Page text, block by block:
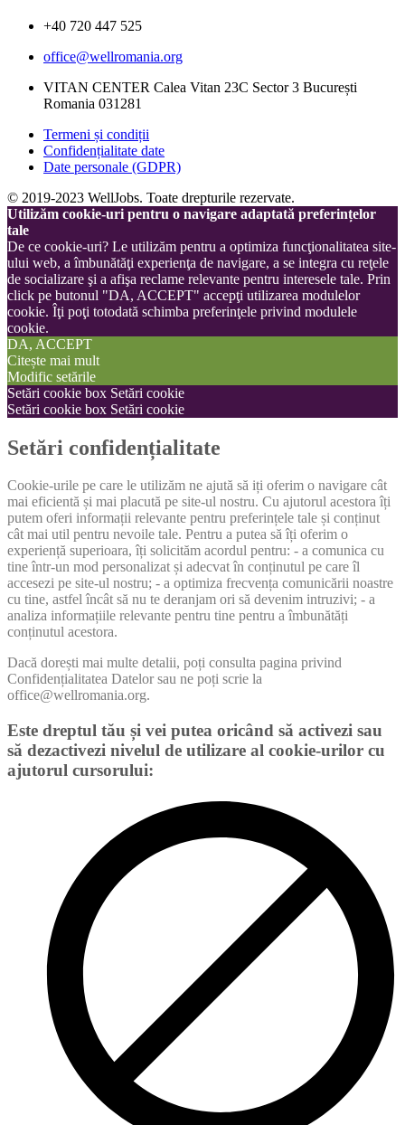
+40 720 447 525
office@wellromania.org
VITAN CENTER Calea Vitan 23C Sector 3 București
Romania 031281
Termeni și condiții
Confidențialitate date
Date personale (GDPR)
© 2019-2023 WellJobs. Toate drepturile rezervate.
Utilizăm cookie-uri pentru o navigare adaptată preferințelor
tale
De ce cookie-uri? Le utilizăm pentru a optimiza funcţionalitatea site-
ului web, a îmbunătăţi experienţa de navigare, a se integra cu reţele
de socializare şi a afişa reclame relevante pentru interesele tale. Prin
click pe butonul "DA, ACCEPT" accepţi utilizarea modulelor
cookie. Îţi poţi totodată schimba preferinţele privind modulele
cookie.
DA, ACCEPT
Citește mai mult
Modific setările
Setări cookie box Setări cookie
Setări cookie box Setări cookie
Setări confidențialitate
Cookie-urile pe care le utilizăm ne ajută să iți oferim o navigare cât
mai eficientă și mai placută pe site-ul nostru. Cu ajutorul acestora îți
putem oferi informații relevante pentru preferințele tale și conținut
cât mai util pentru nevoile tale. Pentru a putea să îți oferim o
experiență superioara, îți solicităm acordul pentru: - a comunica cu
tine într-un mod personalizat și adecvat în conținutul pe care îl
accesezi pe site-ul nostru; - a optimiza frecvența comunicării noastre
cu tine, astfel încât să nu te deranjam ori să devenim intruzivi; - a
analiza informațiile relevante pentru tine pentru a îmbunătăți
conținutul acestora.
Dacă dorești mai multe detalii, poți consulta pagina privind
Confidențialitatea Datelor sau ne poți scrie la
office@wellromania.org.
Este dreptul tău și vei putea oricând să activezi sau
să dezactivezi nivelul de utilizare al cookie-urilor cu
ajutorul cursorului: